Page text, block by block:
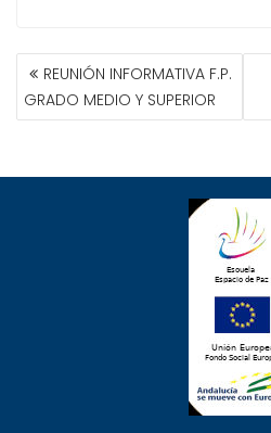
NAVEGACIÓN
DE
ENTRADAS
REUNIÓN INFORMATIVA F.P.
GRADO MEDIO Y SUPERIOR